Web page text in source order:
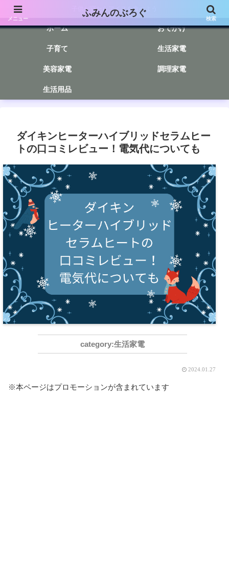
子供が寝たらアイスを食べよう
ホーム おでかけ
子育て 生活家電
美容家電 調理家電
生活用品
ダイキンヒーターハイブリッドセラムヒー
トの口コミレビュー！電気代についても
生活家電
2024.01.27
※本ページはプロモーションが含まれています
メニュー
ふみんのぶろぐ
検索